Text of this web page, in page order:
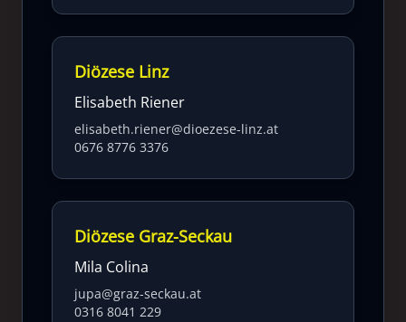
Diözese Linz
Elisabeth Riener
elisabeth.riener@dioezese-linz.at
0676 8776 3376
Diözese Graz-Seckau
Mila Colina
jupa@graz-seckau.at
0316 8041 229